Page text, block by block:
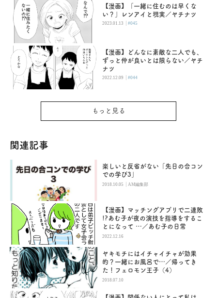
【漫画】「一緒に住むのは早くな
い？」レンアイと現実／ヤチナツ
2023.01.13 |#045
【漫画】どんなに素敵な二人でも、
ずっと仲が良いとは限らない／ヤチ
ナツ
2022.12.09 |#044
もっと見る
関連記事
楽しいと反省がない「先日の合コン
での学び3」
2018.10.05 | AM編集部
【漫画】マッチングアプリで二連敗
!?あむ子が夜の演技を指導をするこ
とになって …／あむ子の日常
2022.12.16
ヤキモチにはイチャイチャが効果
的？一緒にお風呂で…／帰ってき
た！フェロモン王子（4）
2018.07.10